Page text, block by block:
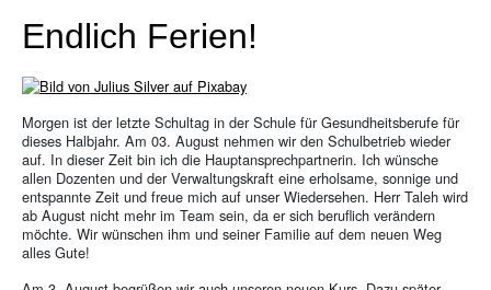
Endlich Ferien!
Morgen ist der letzte Schultag in der Schule für Gesundheitsberufe für
dieses Halbjahr. Am 03. August nehmen wir den Schulbetrieb wieder
auf. In dieser Zeit bin ich die Hauptansprechpartnerin. Ich wünsche
allen Dozenten und der Verwaltungskraft eine erholsame, sonnige und
entspannte Zeit und freue mich auf unser Wiedersehen. Herr Taleh wird
ab August nicht mehr im Team sein, da er sich beruflich verändern
möchte. Wir wünschen ihm und seiner Familie auf dem neuen Weg
alles Gute!